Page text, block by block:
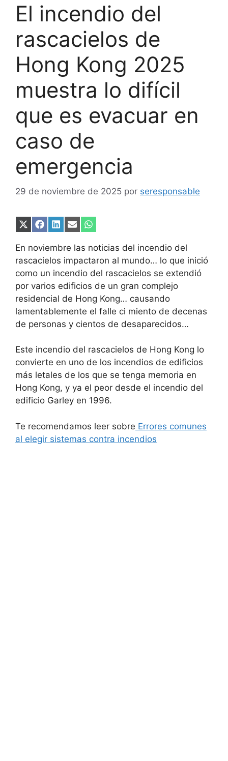
El incendio del
rascacielos de
Hong Kong 2025
muestra lo difícil
que es evacuar en
caso de
emergencia
29 de noviembre de 2025 por seresponsable
Compartir
X
(Twitter)
Compartir
Facebook
Compartir
LinkedIn
Compartir
Email
Compartir
WhatsApp
En noviembre las noticias del incendio del
rascacielos impactaron al mundo… lo que inició
como un incendio del rascacielos se extendió
por varios edificios de un gran complejo
residencial de Hong Kong… causando
lamentablemente el falle ci miento de decenas
de personas y cientos de desaparecidos…
Este incendio del rascacielos de Hong Kong lo
convierte en uno de los incendios de edificios
más letales de los que se tenga memoria en
Hong Kong, y ya el peor desde el incendio del
edificio Garley en 1996.
Te recomendamos leer sobre Errores comunes
al elegir sistemas contra incendios